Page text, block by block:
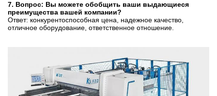
7. Вопрос: Вы можете обобщить ваши выдающиеся
преимущества вашей компании?
Ответ: конкурентоспособная цена, надежное качество,
отличное оборудование, ответственное отношение.